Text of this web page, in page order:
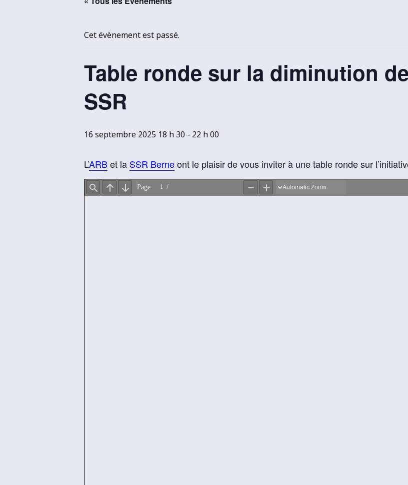
Cet évènement est passé.
Table ronde sur la diminution
SSR
16 septembre 2025 18 h 30 - 22 h 00
L’ARBet la SSR Berneont le plaisir de vous inviter à une table ronde sur